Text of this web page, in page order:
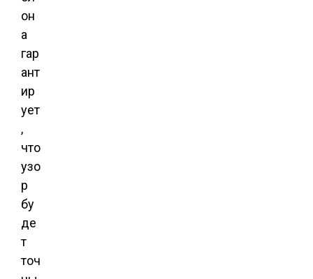
он
а
гар
ант
ир
ует
,
что
узо
р
бу
де
т
точ